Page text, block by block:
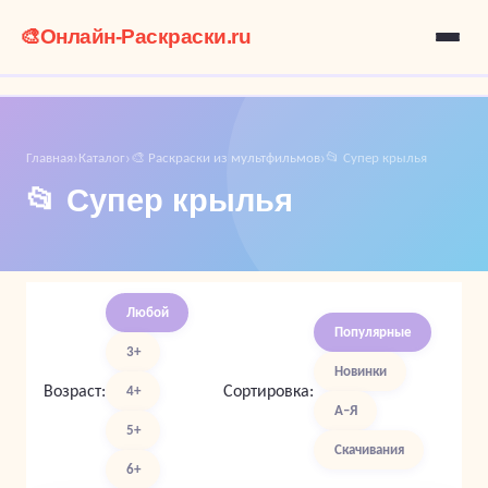
🎨Онлайн-Раскраски.ru
Главная›Каталог›🎨 Раскраски из мультфильмов›📂 Супер крылья
📂 Супер крылья
Возраст:
Любой
3+
4+
5+
6+
Сортировка:
Популярные
Новинки
А–Я
Скачивания